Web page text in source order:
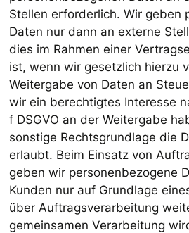
Stellen erforderlich. Wir geben
Daten nur dann an externe
dies im Rahmen einer
ist, wenn wir gesetzlich hierzu
Weitergabe von Daten an
wir ein berechtigtes Interesse
f DSGVO an der Weitergabe
sonstige Rechtsgrundlage die
erlaubt. Beim Einsatz von
geben wir personenbezogene
Kunden nur auf Grundlage
über Auftragsverarbeitung
gemeinsamen Verarbeitung